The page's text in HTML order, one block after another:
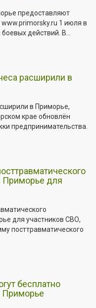
предоставляют
1 июля в
действий. В...
расширили в
в Приморье,
крае обновлён
предпринимательства.
Приморье для
для участников СВО,
посттравматического
бесплатно
Приморье